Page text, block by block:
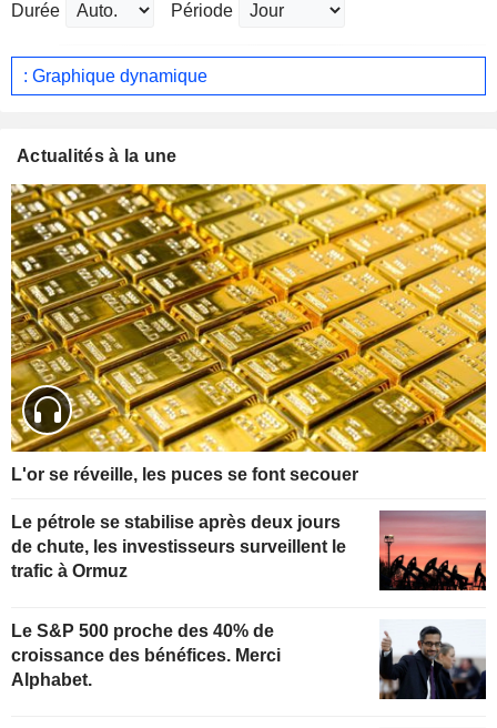
Durée Période
: Graphique dynamique
Actualités à la une
L'or se réveille, les puces se font secouer
Le pétrole se stabilise après deux jours
de chute, les investisseurs surveillent le
trafic à Ormuz
Le S&P 500 proche des 40% de
croissance des bénéfices. Merci
Alphabet.